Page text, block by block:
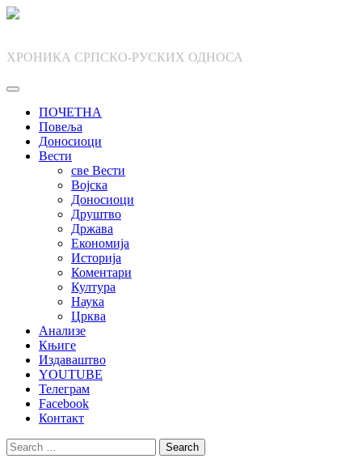
Skip
ХРОНИКА СРПСКО-РУСКИХ ОДНОСА
ПОЧЕТНА
Повеља
Доносиоци
Вести
све Вести
Војска
Доносиоци
Друштво
Држава
Економија
Историја
Коментари
Култура
Наука
Црква
Анализе
Књиге
Издаваштво
YOUTUBE
Телеграм
Facebook
Контакт
Search
for: